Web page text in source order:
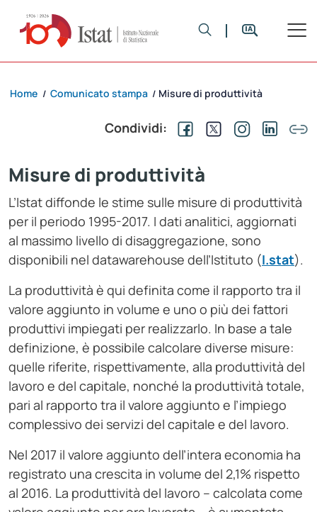
Home / Comunicato stampa / Misure di produttività
Condividi:
Misure di produttività
L’Istat diffonde le stime sulle misure di produttività
per il periodo 1995-2017. I dati analitici, aggiornati
al massimo livello di disaggregazione, sono
disponibili nel datawarehouse dell’Istituto (I.stat).
La produttività è qui definita come il rapporto tra il
valore aggiunto in volume e uno o più dei fattori
produttivi impiegati per realizzarlo. In base a tale
definizione, è possibile calcolare diverse misure:
quelle riferite, rispettivamente, alla produttività del
lavoro e del capitale, nonché la produttività totale,
pari al rapporto tra il valore aggiunto e l’impiego
complessivo dei servizi del capitale e del lavoro.
Nel 2017 il valore aggiunto dell’intera economia ha
registrato una crescita in volume del 2,1% rispetto
al 2016. La produttività del lavoro – calcolata come